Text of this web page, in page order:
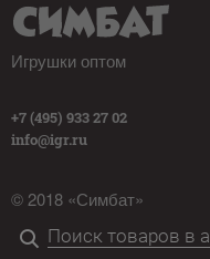
Игрушки оптом
+7 (495) 933 27 02
info@igr.ru
© 2018 «Симбат»